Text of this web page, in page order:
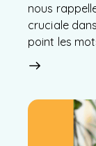
nous
cruciale
point les